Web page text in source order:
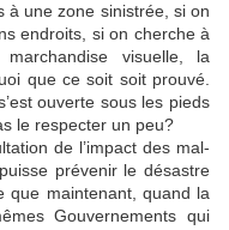
à une zone sinistrée, si on
endroits, si on cherche à
visuelle, la
que ce soit soit prouvé.
ouverte sous les pieds
le respecter un peu?
de l’impact des mal-
prévenir le désastre
que maintenant, quand la
Gouvernements qui